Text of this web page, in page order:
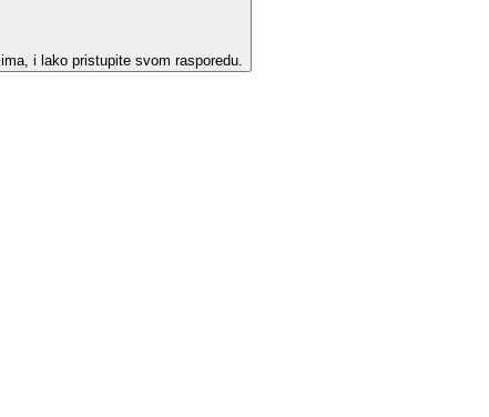
i lako pristupite svom rasporedu.